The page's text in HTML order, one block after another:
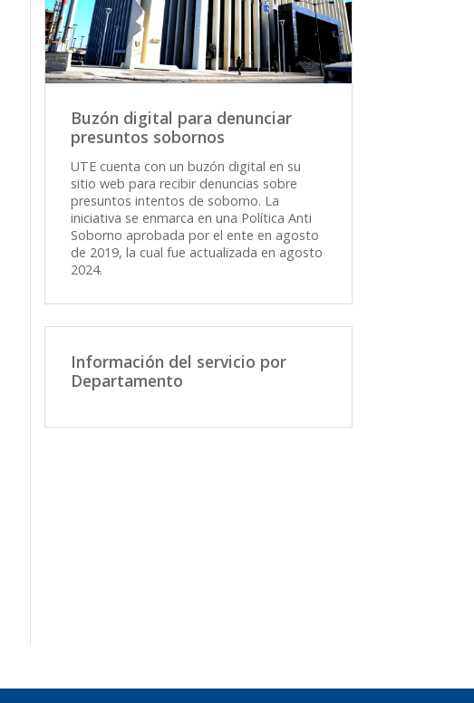
Buzón digital para denunciar
presuntos sobornos
UTE cuenta con un buzón digital en su
sitio web para recibir denuncias sobre
presuntos intentos de soborno. La
iniciativa se enmarca en una Política Anti
Soborno aprobada por el ente en agosto
de 2019, la cual fue actualizada en agosto
2024.
Información del servicio por
Departamento